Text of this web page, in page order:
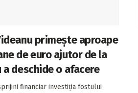
primește aproape
de euro ajutor de la
deschide o afacere
financiar investiția fostului